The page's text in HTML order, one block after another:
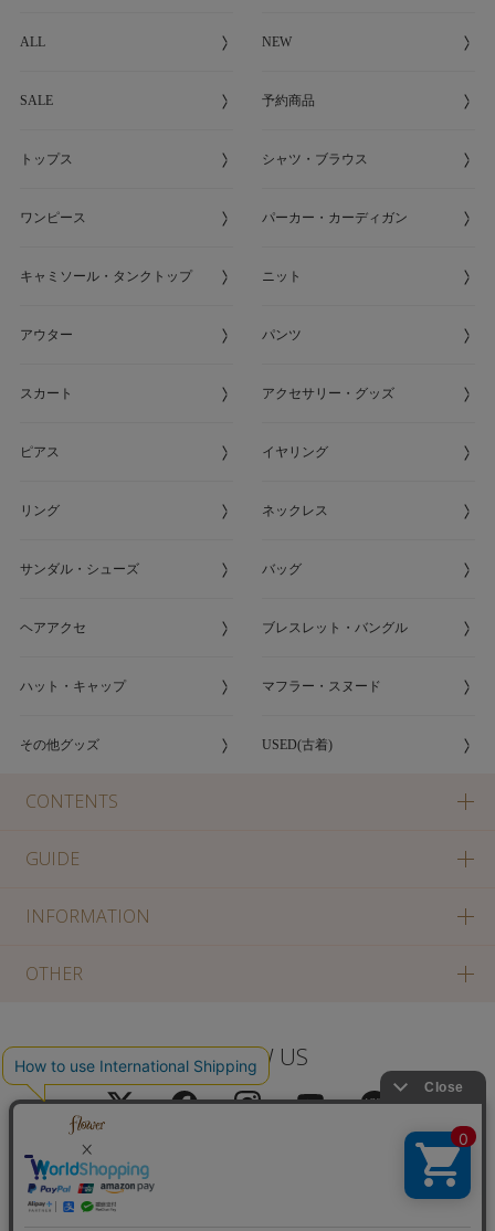
ALL NEW
SALE 予約商品
トップス シャツ・ブラウス
ワンピース パーカー・カーディガン
キャミソール・タンクトップ ニット
アウター パンツ
スカート アクセサリー・グッズ
ピアス イヤリング
リング ネックレス
サンダル・シューズ バッグ
ヘアアクセ ブレスレット・バングル
ハット・キャップ マフラー・スヌード
その他グッズ USED(古着)
CONTENTS
GUIDE
INFORMATION
OTHER
FOLLOW US
Copyright(c) SOLA OF TOKYO CO., LTD All Rights Reserved.